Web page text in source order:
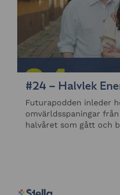
#24 – Halvlek
Futurapodden inleder
omvärldsspaningar
halvåret som gått och